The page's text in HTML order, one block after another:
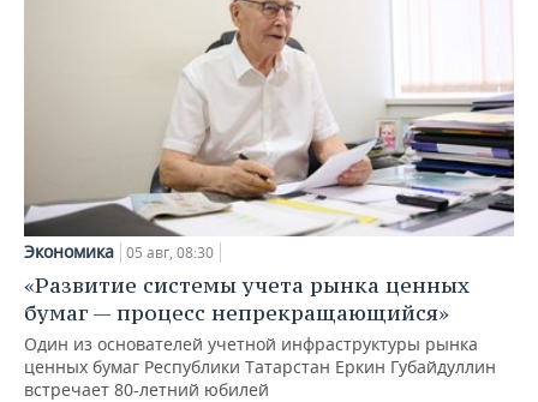
Экономика 05 авг, 08:30
«Развитие системы учета рынка ценных
бумаг — процесс непрекращающийся»
Один из основателей учетной инфраструктуры рынка
ценных бумаг Республики Татарстан Еркин Губайдуллин
встречает 80-летний юбилей